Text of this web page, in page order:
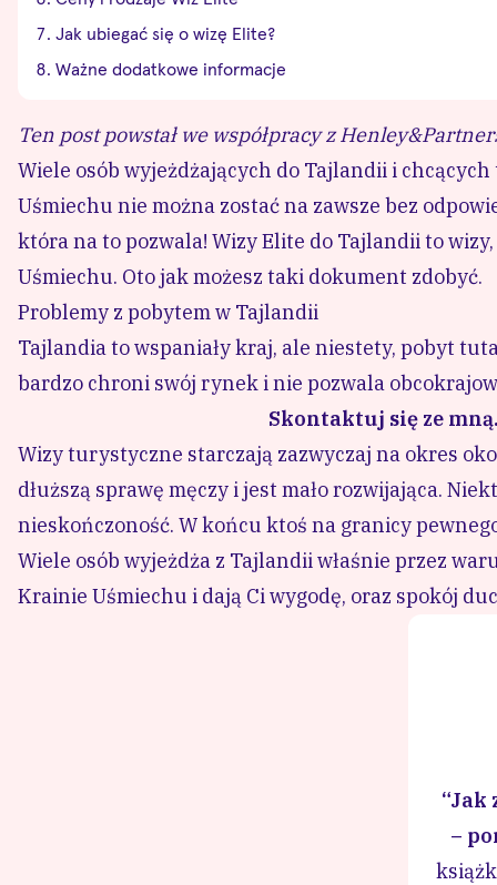
Jak ubiegać się o wizę Elite?
Ważne dodatkowe informacje
Ten post powstał we współpracy z
Wiele osób wyjeżdżających do Tajlandii i
Uśmiechu nie można zostać na zawsze bez
która na to pozwala! Wizy Elite do Tajlandii to
Uśmiechu. Oto jak możesz taki dokument zdobyć.
Problemy z pobytem w Tajlandii
Tajlandia to wspaniały kraj, ale niestety, pobyt
bardzo chroni swój rynek i nie pozwala
Skontaktuj się ze
Wizy turystyczne starczają zazwyczaj na okres
dłuższą sprawę męczy i jest mało rozwijająca.
nieskończoność. W końcu ktoś na granicy
Wiele osób wyjeżdża z Tajlandii właśnie przez
Krainie Uśmiechu i dają Ci wygodę, oraz spokój
“Jak
–